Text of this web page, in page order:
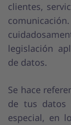
clientes,
legislación
de datos.
Se hace
de tus datos
especial, en